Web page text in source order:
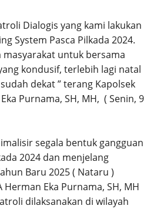
Dialogis yang kami lakukan
System Pasca Pilkada 2024.
masyarakat untuk bersama
kondusif, terlebih lagi natal
dekat ” terang Kapolsek
Purnama, SH, MH, ( Senin, 9
segala bentuk gangguan
2024 dan menjelang
Baru 2025 ( Nataru )
Herman Eka Purnama, SH, MH
dilaksanakan di wilayah